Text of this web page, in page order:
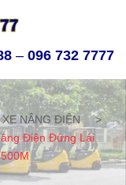
– 096 732 7777
XE NÂNG ĐIỆN
>
Điện Đứng Lái